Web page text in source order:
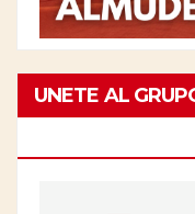
UNETE AL